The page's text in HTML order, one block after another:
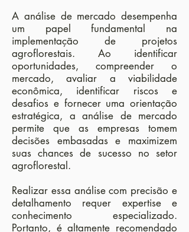
A análise de mercado desempenha
um papel fundamental na
implementação de projetos
agroflorestais. Ao identificar
oportunidades, compreender o
mercado, avaliar a viabilidade
econômica, identificar riscos e
desafios e fornecer uma orientação
estratégica, a análise de mercado
permite que as empresas tomem
decisões embasadas e maximizem
suas chances de sucesso no setor
agroflorestal.
Realizar essa análise com precisão e
detalhamento requer expertise e
conhecimento especializado.
Portanto, é altamente recomendado